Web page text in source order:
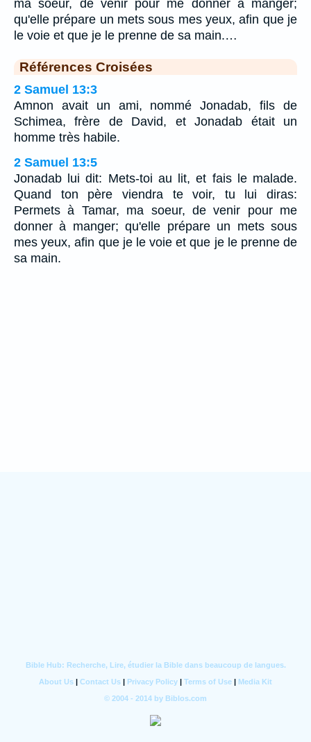
ma soeur, de venir pour me donner à manger;
qu'elle prépare un mets sous mes yeux, afin que je
le voie et que je le prenne de sa main.…
Références Croisées
2 Samuel 13:3
Amnon avait un ami, nommé Jonadab, fils de
Schimea, frère de David, et Jonadab était un
homme très habile.
2 Samuel 13:5
Jonadab lui dit: Mets-toi au lit, et fais le malade.
Quand ton père viendra te voir, tu lui diras:
Permets à Tamar, ma soeur, de venir pour me
donner à manger; qu'elle prépare un mets sous
mes yeux, afin que je le voie et que je le prenne de
sa main.